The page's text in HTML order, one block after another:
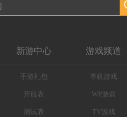
新游中心
手游礼包
开服表
测试表
游戏频道
单机游戏
WP游戏
TV游戏